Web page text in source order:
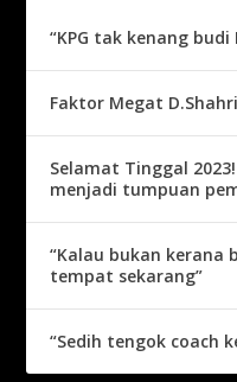
“KPG tak kenang budi
Faktor Megat
Selamat Tinggal
menjadi tumpuan
“Kalau bukan kerana
tempat sekarang”
“Sedih tengok coach